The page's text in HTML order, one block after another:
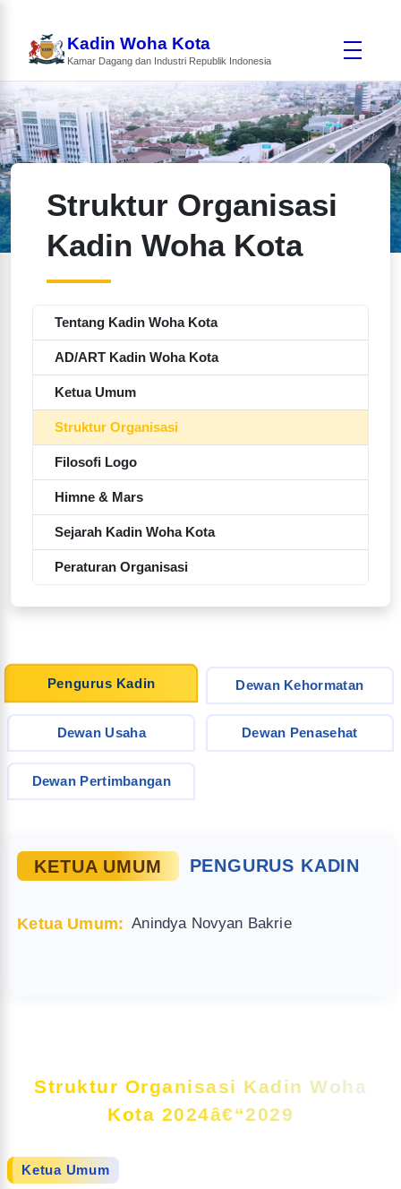
Kadin Woha Kota
Kamar Dagang dan Industri Republik Indonesia
Struktur Organisasi
Kadin Woha Kota
Tentang Kadin Woha Kota
AD/ART Kadin Woha Kota
Ketua Umum
Struktur Organisasi
Filosofi Logo
Himne & Mars
Sejarah Kadin Woha Kota
Peraturan Organisasi
Pengurus Kadin Dewan Kehormatan
Dewan Usaha Dewan Penasehat
Dewan Pertimbangan
KETUA UMUM PENGURUS KADIN
Ketua Umum: Anindya Novyan Bakrie
Struktur Organisasi Kadin Woha
Kota 2024â€“2029
Ketua Umum